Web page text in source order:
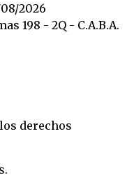
2026
198 - 2Q - C.A.B.A.
derechos